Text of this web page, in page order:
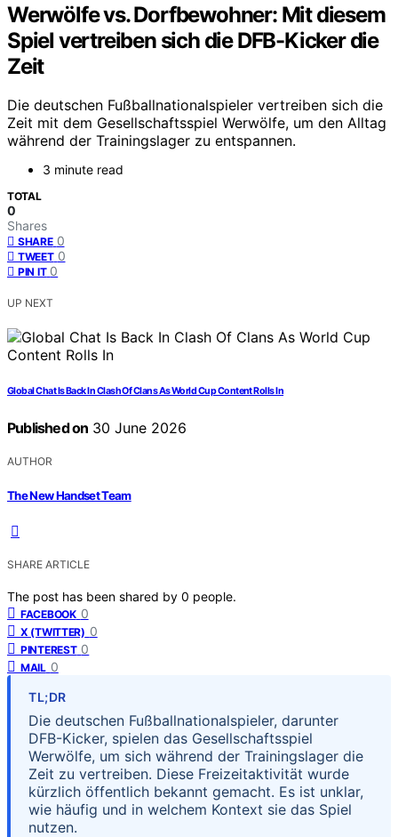
Werwölfe vs. Dorfbewohner: Mit diesem
Spiel vertreiben sich die DFB-Kicker die
Zeit
Die deutschen Fußballnationalspieler vertreiben sich die
Zeit mit dem Gesellschaftsspiel Werwölfe, um den Alltag
während der Trainingslager zu entspannen.
3 minute read
TOTAL
0
Shares
SHARE 0
TWEET 0
PIN IT 0
UP NEXT
Global Chat Is Back In Clash Of Clans As World Cup Content Rolls In
Published on 30 June 2026
AUTHOR
The New Handset Team
SHARE ARTICLE
The post has been shared by 0 people.
FACEBOOK 0
X (TWITTER) 0
PINTEREST 0
MAIL 0
TL;DR
Die deutschen Fußballnationalspieler, darunter
DFB-Kicker, spielen das Gesellschaftsspiel
Werwölfe, um sich während der Trainingslager die
Zeit zu vertreiben. Diese Freizeitaktivität wurde
kürzlich öffentlich bekannt gemacht. Es ist unklar,
wie häufig und in welchem Kontext sie das Spiel
nutzen.